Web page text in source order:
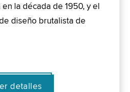
la década de 1950, y el
diseño brutalista de
detalles